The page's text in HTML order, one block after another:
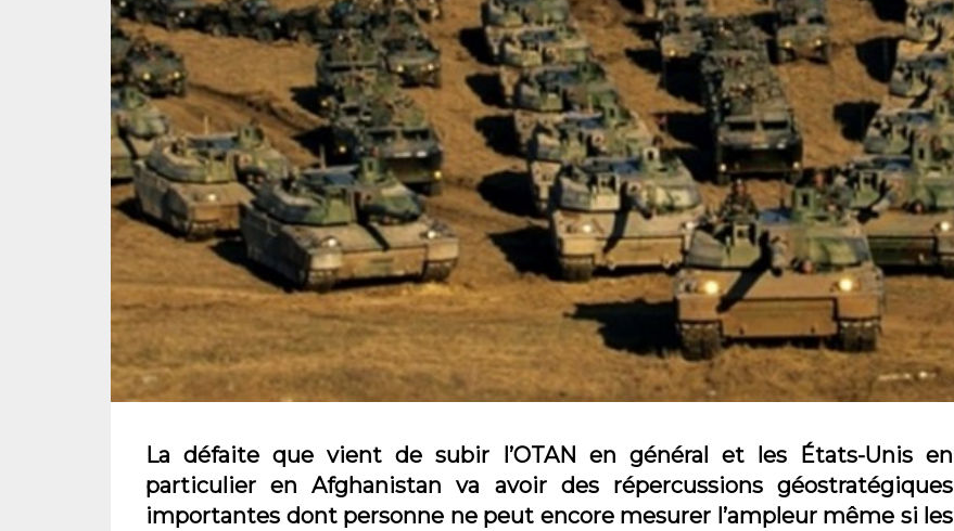
La défaite que vient de subir l’OTAN en général et les États-Unis en
particulier en Afghanistan va avoir des répercussions géostratégiques
importantes dont personne ne peut encore mesurer l’ampleur même si les